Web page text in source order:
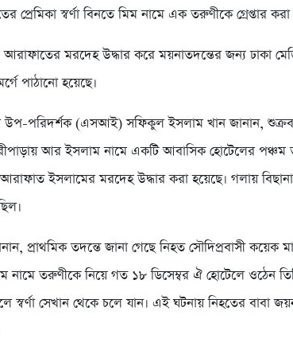
প্রেমিকা স্বর্ণা বিনতে মিম নামে এক তরুণীকে গ্রেপ্তার করা
মরদেহ উদ্ধার করে ময়নাতদন্তের জন্য ঢাকা
পাঠানো হয়েছে।
উপ-পরিদর্শক (এসআই) সফিকুল ইসলাম খান জানান,
আর ইসলাম নামে একটি আবাসিক হোটেলের
ইসলামের মরদেহ উদ্ধার করা হয়েছে। গলায়
প্রাথমিক তদন্তে জানা গেছে নিহত সৌদিপ্রবাসী
নামে তরুণীকে নিয়ে গত ১৮ ডিসেম্বর ঐ হোটেলে ওঠেন
স্বর্ণা সেখান থেকে চলে যান। এই ঘটনায় নিহতের বাবা